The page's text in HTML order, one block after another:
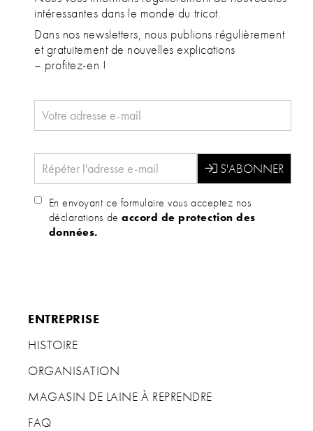
intéressantes dans le monde du tricot.
Dans nos newsletters, nous publions régulièrement
et gratuitement de nouvelles explications
– profitez-en !
En envoyant ce formulaire vous acceptez nos
déclarations deaccord de protection des
données.
ENTREPRISE
HISTOIRE
ORGANISATION
MAGASIN DE LAINE À REPRENDRE
FAQ